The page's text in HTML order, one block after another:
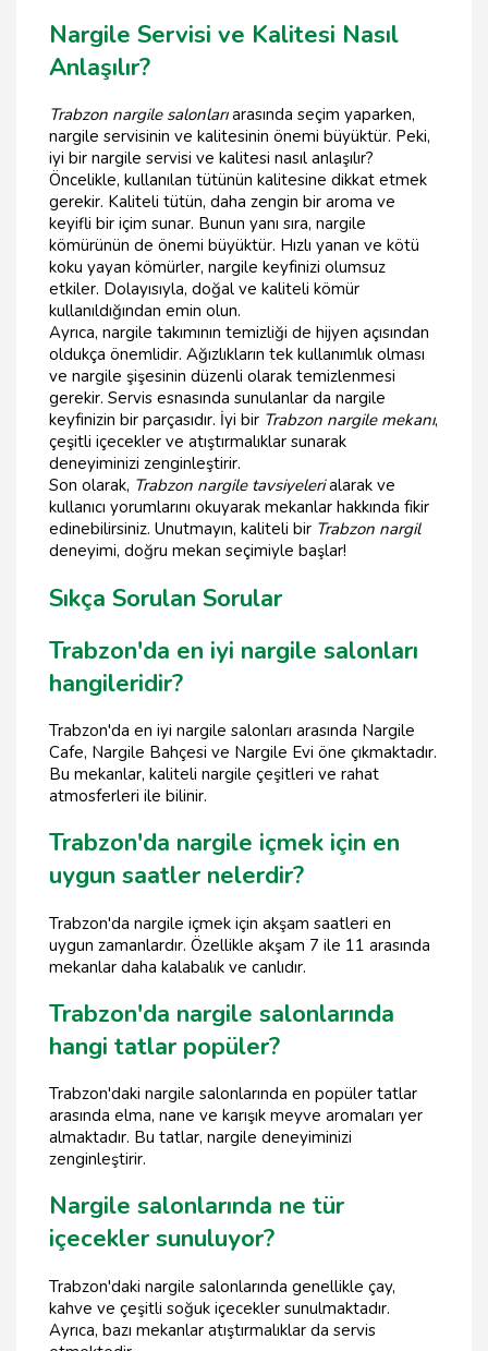
Nargile Servisi ve Kalitesi Nasıl
Anlaşılır?
Trabzon nargile salonlarıarasında seçim yaparken,
nargile servisinin ve kalitesinin önemi büyüktür. Peki,
iyi bir nargile servisi ve kalitesi nasıl anlaşılır?
Öncelikle, kullanılan tütünün kalitesine dikkat etmek
gerekir. Kaliteli tütün, daha zengin bir aroma ve
keyifli bir içim sunar. Bunun yanı sıra, nargile
kömürünün de önemi büyüktür. Hızlı yanan ve kötü
koku yayan kömürler, nargile keyfinizi olumsuz
etkiler. Dolayısıyla, doğal ve kaliteli kömür
kullanıldığından emin olun.
Ayrıca, nargile takımının temizliği de hijyen açısından
oldukça önemlidir. Ağızlıkların tek kullanımlık olması
ve nargile şişesinin düzenli olarak temizlenmesi
gerekir. Servis esnasında sunulanlar da nargile
keyfinizin bir parçasıdır. İyi bir Trabzon nargile mekanı,
çeşitli içecekler ve atıştırmalıklar sunarak
deneyiminizi zenginleştirir.
Son olarak, Trabzon nargile tavsiyelerialarak ve
kullanıcı yorumlarını okuyarak mekanlar hakkında fikir
edinebilirsiniz. Unutmayın, kaliteli bir Trabzon nargil
deneyimi, doğru mekan seçimiyle başlar!
Sıkça Sorulan Sorular
Trabzon'da en iyi nargile salonları
hangileridir?
Trabzon'da en iyi nargile salonları arasında Nargile
Cafe, Nargile Bahçesi ve Nargile Evi öne çıkmaktadır.
Bu mekanlar, kaliteli nargile çeşitleri ve rahat
atmosferleri ile bilinir.
Trabzon'da nargile içmek için en
uygun saatler nelerdir?
Trabzon'da nargile içmek için akşam saatleri en
uygun zamanlardır. Özellikle akşam 7 ile 11 arasında
mekanlar daha kalabalık ve canlıdır.
Trabzon'da nargile salonlarında
hangi tatlar popüler?
Trabzon'daki nargile salonlarında en popüler tatlar
arasında elma, nane ve karışık meyve aromaları yer
almaktadır. Bu tatlar, nargile deneyiminizi
zenginleştirir.
Nargile salonlarında ne tür
içecekler sunuluyor?
Trabzon'daki nargile salonlarında genellikle çay,
kahve ve çeşitli soğuk içecekler sunulmaktadır.
Ayrıca, bazı mekanlar atıştırmalıklar da servis